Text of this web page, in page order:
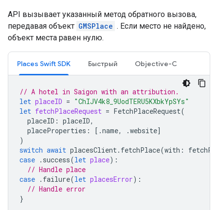
API вызывает указанный метод обратного вызова,
передавая объект GMSPlace . Если место не найдено,
объект места равен нулю.
Places Swift SDK Быстрый Objective-C
// A hotel in Saigon with an attribution.
let placeID = "ChIJV4k8_9UodTERU5KXbkYpSYs"
let fetchPlaceRequest = FetchPlaceRequest(
placeID : placeID,
placeProperties : [.name, .website]
)
switch await placesClient. fetchPlace(with :
case . success(let place):
// Handle place
case . failure(let placesError):
// Handle error
}